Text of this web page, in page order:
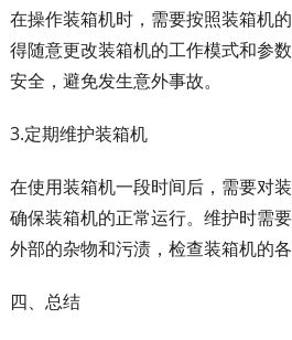
在操作装箱机时，需要按照装箱机
得随意更改装箱机的工作模式和参
安全，避免发生意外事故。
3.定期维护装箱机
在使用装箱机一段时间后，需要对
确保装箱机的正常运行。维护时需
外部的杂物和污渍，检查装箱机的
四、总结